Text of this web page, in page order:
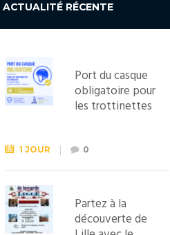
ACTUALITÉ RÉCENTE
Port du casque
obligatoire pour
les trottinettes
septembre
2026
1 JOUR 0
Partez à la
découverte de